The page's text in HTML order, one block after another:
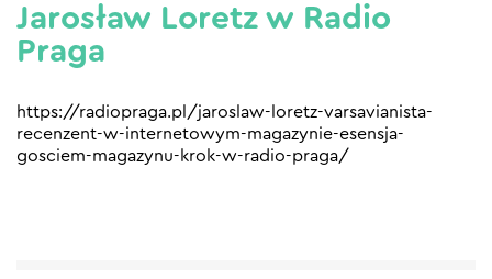
Jarosław Loretz w Radio
Praga
https://radiopraga.pl/jaroslaw-loretz-varsavianista-
recenzent-w-internetowym-magazynie-esensja-
gosciem-magazynu-krok-w-radio-praga/